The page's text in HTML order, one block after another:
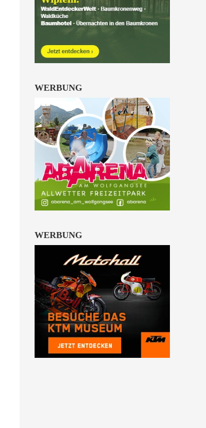
Kinder von 6 bis 10
Jahren.
WERBUNG
WERBUNG